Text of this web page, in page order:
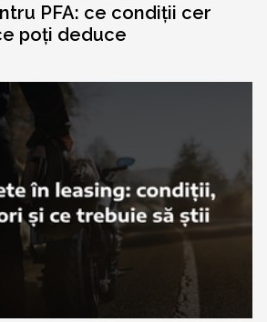
PFA: ce condiții cer
poți deduce